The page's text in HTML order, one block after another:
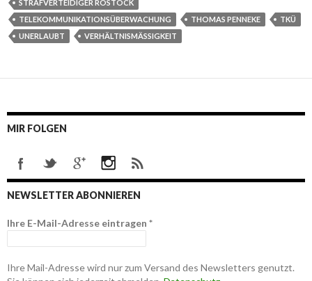
STRAFVERTEIDIGER ROSTOCK
TELEKOMMUNIKATIONSÜBERWACHUNG
THOMAS PENNEKE
TKÜ
UNERLAUBT
VERHÄLTNISMÄSSIGKEIT
MIR FOLGEN
NEWSLETTER ABONNIEREN
Ihre E-Mail-Adresse eintragen *
Ihre Mail-Adresse wird nur zum Versand des Newsletters genutzt.